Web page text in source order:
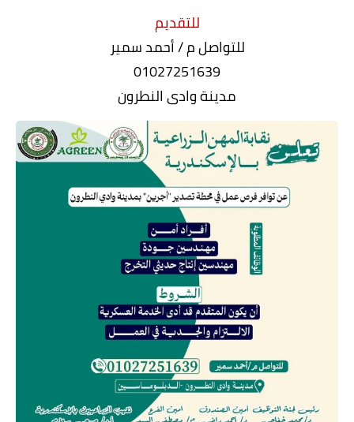
للتقديم
للتواصل م / أحمد سمير
01027251639
مدينة وادى النطرون